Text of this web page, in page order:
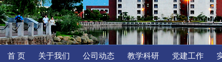
首页 关于我们 公司动态 教学科研 党建工作